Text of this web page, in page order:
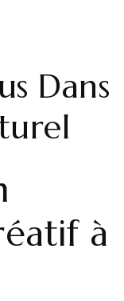
Dans
à